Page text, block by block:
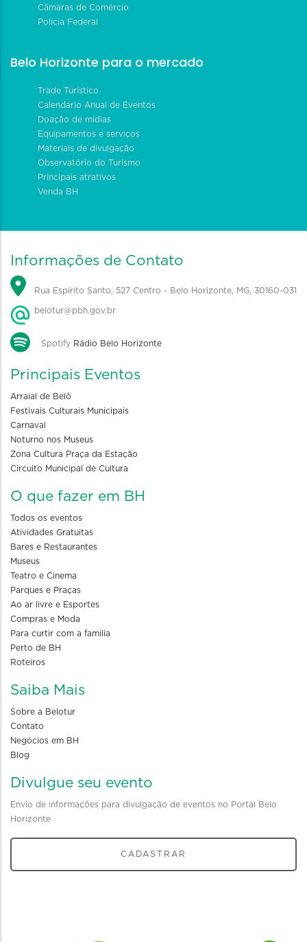
Câmaras de Comércio
Polícia Federal
Belo Horizonte para o mercado
Trade Turístico
Calendário Anual de Eventos
Doação de mídias
Equipamentos e serviços
Materiais de divulgação
Observatório do Turismo
Principais atrativos
Venda BH
Informações de Contato
Rua Espírito Santo, 527 Centro - Belo Horizonte, MG, 30160-031
belotur@pbh.gov.br
Spotify Rádio Belo Horizonte
Principais Eventos
Arraial de Belô
Festivais Culturais Municipais
Carnaval
Noturno nos Museus
Zona Cultura Praça da Estação
Circuito Municipal de Cultura
O que fazer em BH
Todos os eventos
Atividades Gratuitas
Bares e Restaurantes
Museus
Teatro e Cinema
Parques e Praças
Ao ar livre e Esportes
Compras e Moda
Para curtir com a familia
Perto de BH
Roteiros
Saiba Mais
Sobre a Belotur
Contato
Negócios em BH
Blog
Divulgue seu evento
Envio de informações para divulgação de eventos no Portal Belo
Horizonte
CADASTRAR